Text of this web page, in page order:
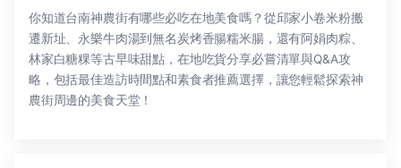
你知道台南神農街有哪些必吃在地美食嗎？從邱家小卷米粉搬
遷新址、永樂牛肉湯到無名炭烤香腸糯米腸，還有阿娟肉粽、
林家白糖粿等古早味甜點，在地吃貨分享必嘗清單與Q&A攻
略，包括最佳造訪時間點和素食者推薦選擇，讓您輕鬆探索神
農街周邊的美食天堂！